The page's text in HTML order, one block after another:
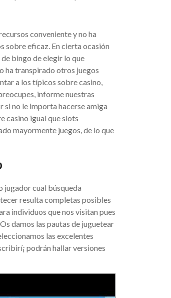
conveniente y no ha
sobre eficaz. En cierta ocasión
bingo de elegir lo que
ha transpirado otros juegos
a los típicos sobre casino,
informe nuestras
si no le importa hacerse amiga
casino igual que slots
mayormente juegos, de lo que
jugador cual búsqueda
resulta completas posibles
individuos que nos visitan pues
damos las pautas de juguetear
las excelentes
podrán hallar versiones